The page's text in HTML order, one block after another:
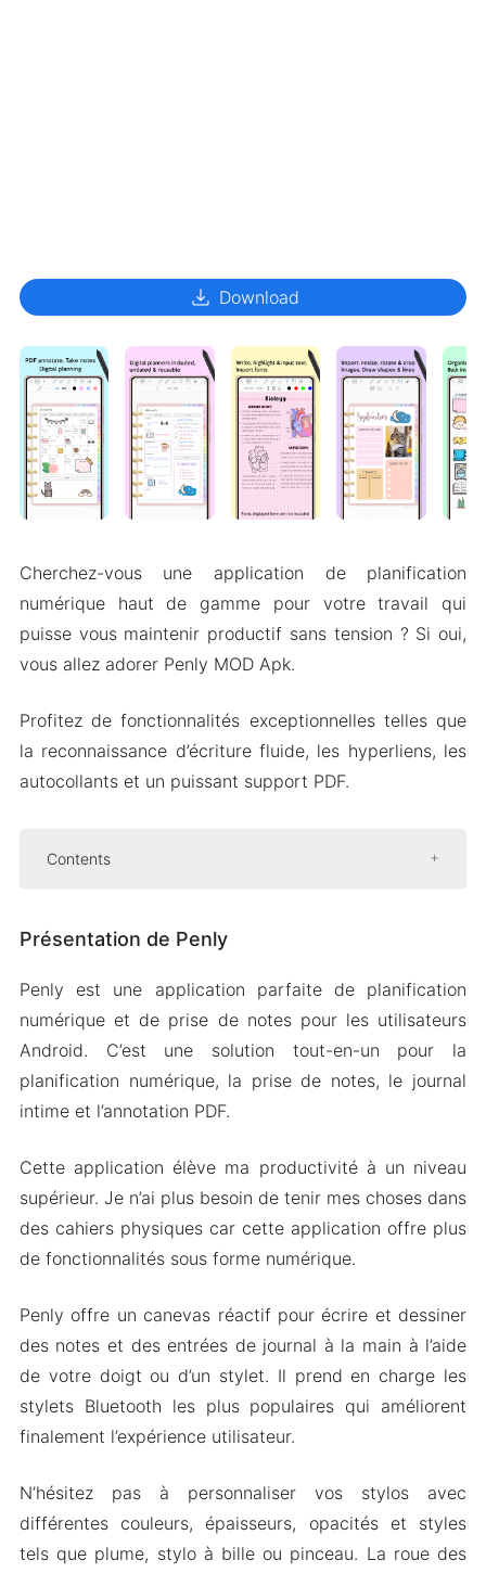
download Download
Cherchez-vous une application de planification
numérique haut de gamme pour votre travail qui
puisse vous maintenir productif sans tension ? Si oui,
vous allez adorer Penly MOD Apk.
Profitez de fonctionnalités exceptionnelles telles que
la reconnaissance d’écriture fluide, les hyperliens, les
autocollants et un puissant support PDF.
Contents
Plannings numériques et modèles
Organisation et synchronisation cloud
Autocollants et intégration de médias
Version Mod APK de Penly
Caractéristiques du Mod
2024
Présentation de Penly
Penly est une application parfaite de planification
numérique et de prise de notes pour les utilisateurs
Android. C’est une solution tout-en-un pour la
planification numérique, la prise de notes, le journal
intime et l’annotation PDF.
Cette application élève ma productivité à un niveau
supérieur. Je n’ai plus besoin de tenir mes choses dans
des cahiers physiques car cette application offre plus
de fonctionnalités sous forme numérique.
Penly offre un canevas réactif pour écrire et dessiner
des notes et des entrées de journal à la main à l’aide
de votre doigt ou d’un stylet. Il prend en charge les
stylets Bluetooth les plus populaires qui améliorent
finalement l’expérience utilisateur.
N’hésitez pas à personnaliser vos stylos avec
différentes couleurs, épaisseurs, opacités et styles
tels que plume, stylo à bille ou pinceau. La roue des